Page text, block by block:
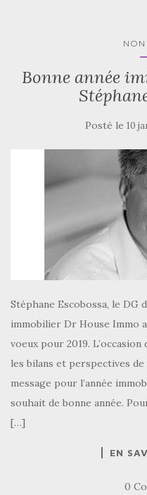
NON
Bonne année
Posté le 10
Stéphane Escobossa, le DG
immobilier Dr House Immo
voeux pour 2019.
les bilans et perspectives
message pour l’année
souhait de bonne année.
[…]
EN
0